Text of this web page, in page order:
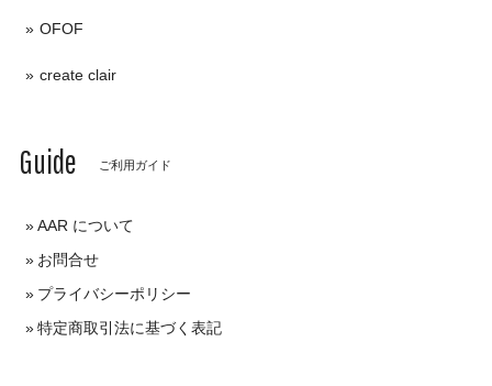
OFOF
create clair
Guide ご利用ガイド
AAR について
お問合せ
プライバシーポリシー
特定商取引法に基づく表記